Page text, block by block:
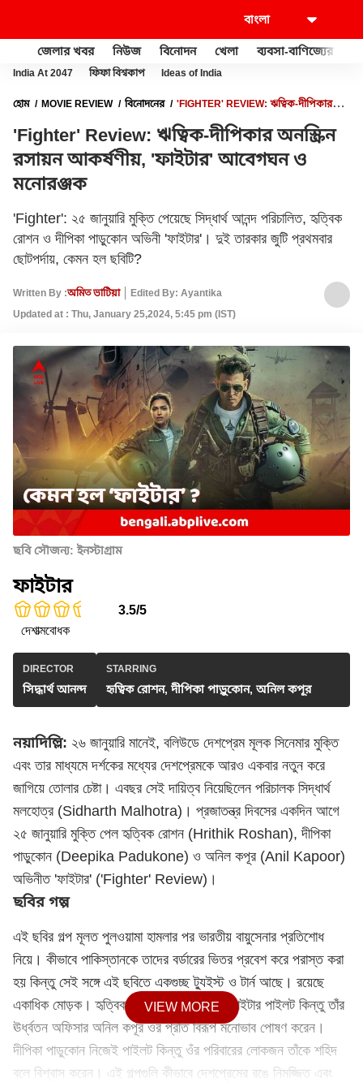
জেলার খবর নিউজ বিনোদন খেলা ব্যবসা-বাণিজ্যের
India At 2047 ফিফা বিশ্বকাপ Ideas of India
হোম MOVIE REVIEW বিনোদনের
'FIGHTER' REVIEW: ঋত্বিক-দীপিকার
'Fighter' Review: ঋত্বিক-দীপিকার অনস্ক্রিন
রসায়ন আকর্ষণীয়, 'ফাইটার' আবেগঘন ও
মনোরঞ্জক
'Fighter': ২৫ জানুয়ারি মুক্তি পেয়েছে সিদ্ধার্থ আনন্দ পরিচালিত, হৃত্বিক
রোশন ও দীপিকা পাড়ুকোন অভিনী 'ফাইটার'। দুই তারকার জুটি প্রথমবার
ছোটপর্দায়, কেমন হল ছবিটি?
Written By :অমিত ভাটিয়া
Edited By: Ayantika
Updated at : Thu, January 25,2024, 5:45 pm (IST)
ছবি সৌজন্য: ইনস্টাগ্রাম
ফাইটার
3.5/5
দেশাত্মবোধক
DIRECTOR
সিদ্ধার্থ আনন্দ
STARRING
হৃত্বিক রোশন, দীপিকা পাড়ুকোন, অনিল কপূর
নয়াদিল্লি: ২৬ জানুয়ারি মানেই, বলিউডে দেশপ্রেম মূলক সিনেমার মুক্তি
এবং তার মাধ্যমে দর্শকের মধ্যের দেশপ্রেমকে আরও একবার নতুন করে
জাগিয়ে তোলার চেষ্টা। এবছর সেই দায়িত্ব নিয়েছিলেন পরিচালক সিদ্ধার্থ
মলহোত্র (Sidharth Malhotra)। প্রজাতন্ত্র দিবসের একদিন আগে
২৫ জানুয়ারি মুক্তি পেল হৃত্বিক রোশন (Hrithik Roshan), দীপিকা
পাড়ুকোন (Deepika Padukone) ও অনিল কপূর (Anil Kapoor)
অভিনীত 'ফাইটার' ('Fighter' Review)।
ছবির গল্প
এই ছবির গল্প মূলত পুলওয়ামা হামলার পর ভারতীয় বায়ুসেনার প্রতিশোধ
নিয়ে। কীভাবে পাকিস্তানকে তাদের বর্ডারের ভিতর প্রবেশ করে পরাস্ত করা
হয় কিন্তু সেই সঙ্গে এই ছবিতে একগুচ্ছ ট্যুইস্ট ও টার্ন আছে। রয়েছে
একাধিক মোড়ক। হৃত্বিক রোশন ছবিতে একজন ফাইটার পাইলট কিন্তু তাঁর
ঊর্ধ্বতন অফিসার অনিল কপূর ওঁর প্রতি বিরূপ মনোভাব পোষণ করেন।
দীপিকা পাড়ুকোন নিজেই পাইলট কিন্তু ওঁর পরিবারের লোকজন তাঁকে শহিদ
বলে বিশ্বাস করেন। এই গল্পগুলি কীভাবে দেশপ্রেমের রঙে নিমজ্জিত এবং
VIEW MORE